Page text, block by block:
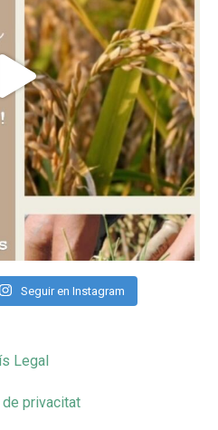
Seguir en Instagram
Legal
privacitat